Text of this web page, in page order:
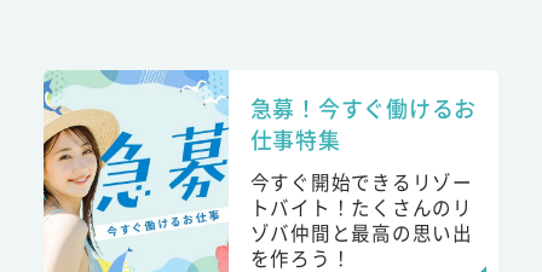
急募！今すぐ働けるお
仕事特集
今すぐ開始できるリゾー
トバイト！たくさんのリ
ゾバ仲間と最高の思い出
を作ろう！